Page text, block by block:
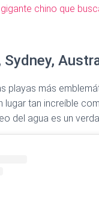
chino que
Sydney,
playas más
lugar tan increíble
del agua es un